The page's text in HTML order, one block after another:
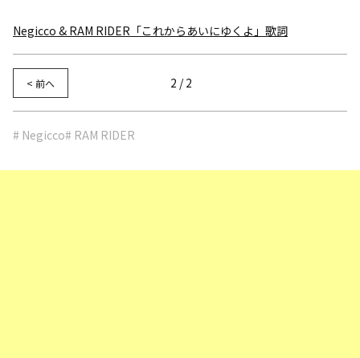
Negicco & RAM RIDER「これからあいにゆくよ」歌詞
< 前へ 2 / 2
# Negicco# RAM RIDER